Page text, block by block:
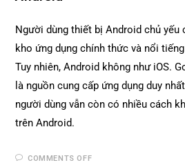
Người dùng thiết bị Android chủ yếu
kho ứng dụng chính thức và nổi
Tuy nhiên, Android không như iOS.
là nguồn cung cấp ứng dụng duy
người dùng vẫn còn có nhiều cách
trên Android.
COMMENTS OFF